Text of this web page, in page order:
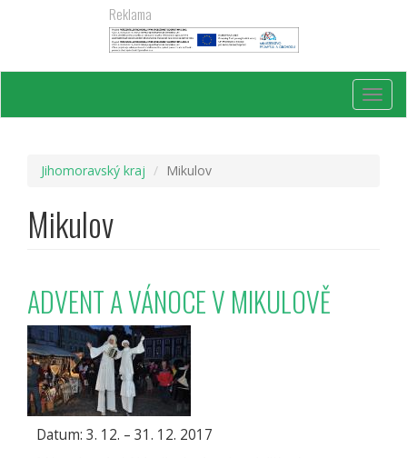
Reklama
Jihomoravský kraj Mikulov
Mikulov
ADVENT A VÁNOCE V MIKULOVĚ
Datum: 3. 12. – 31. 12. 2017